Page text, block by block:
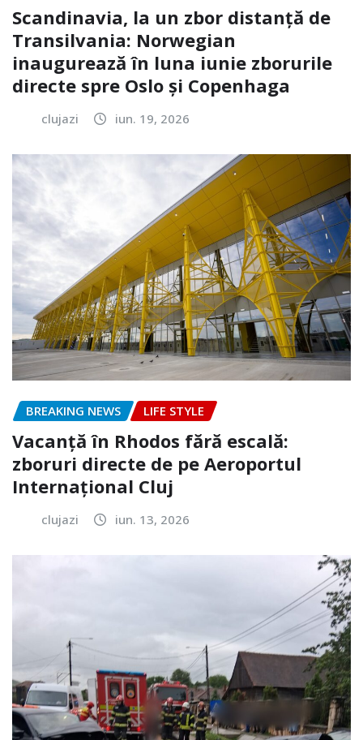
Scandinavia, la un zbor distanță de
Transilvania: Norwegian
inaugurează în luna iunie zborurile
directe spre Oslo și Copenhaga
clujazi iun. 19, 2026
BREAKING NEWS LIFE STYLE
Vacanță în Rhodos fără escală:
zboruri directe de pe Aeroportul
Internațional Cluj
clujazi iun. 13, 2026